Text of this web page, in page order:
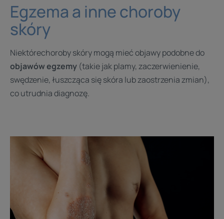
Egzema a inne choroby
skóry
Niektórechoroby skóry mogą mieć objawy podobne do
objawów egzemy (takie jak plamy, zaczerwienienie,
swędzenie, łuszcząca się skóra lub zaostrzenia zmian),
co utrudnia diagnozę.